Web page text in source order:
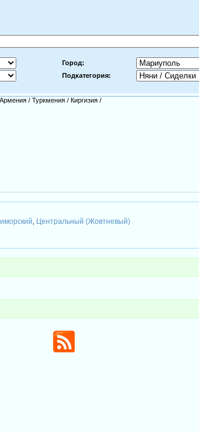
Город:
Подкатегория:
Армения / Туркмения / Киргизия /
Центральный (Жовтневый)